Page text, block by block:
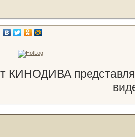
КИНОДИВА